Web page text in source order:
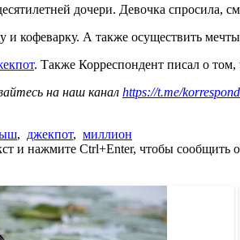
дочери. Девочка спросила,
и кофеварку. А также осуществить
. Также Корреспондент писал о том,
на наш канал https://t.me/
, джекпот, миллион
и нажмите Ctrl+Enter, чтобы сообщить